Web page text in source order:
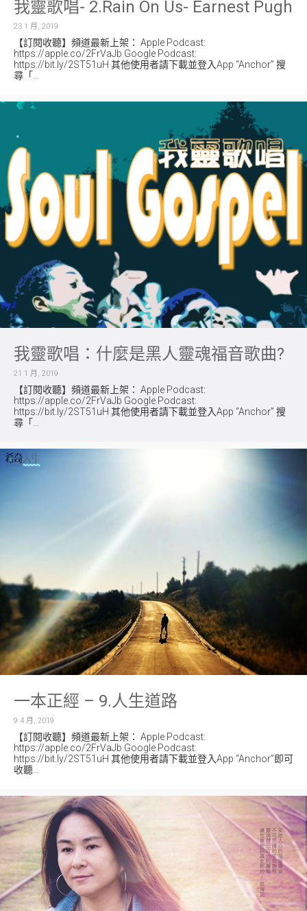
n
我靈歌唱- 2.Rain On Us- Earnest Pugh
23 1 月, 2019
【訂閱收聽】頻道最新上架： Apple Podcast:
https://apple.co/2FrVaJb Google Podcast:
https://bit.ly/2ST51uH 其他使用者請下載並登入App “Anchor” 搜
尋「...
我靈歌唱：什麼是黑人靈魂福音歌曲?
21 1 月, 2019
【訂閱收聽】頻道最新上架： Apple Podcast:
https://apple.co/2FrVaJb Google Podcast:
https://bit.ly/2ST51uH 其他使用者請下載並登入App “Anchor” 搜
尋「...
一本正經 – 9.人生道路
9 4 月, 2019
【訂閱收聽】頻道最新上架： Apple Podcast:
https://apple.co/2FrVaJb Google Podcast:
https://bit.ly/2ST51uH 其他使用者請下載並登入App “Anchor”即可
收聽...